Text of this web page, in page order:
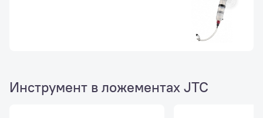
Инструмент в ложементах JTC